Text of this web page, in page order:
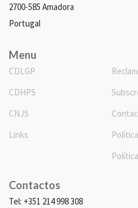
2700-585 Amadora
Portugal
Menu
CDLGP
CDHPS
CNJS
Links
Contactos
Tel: +351 214 998 308